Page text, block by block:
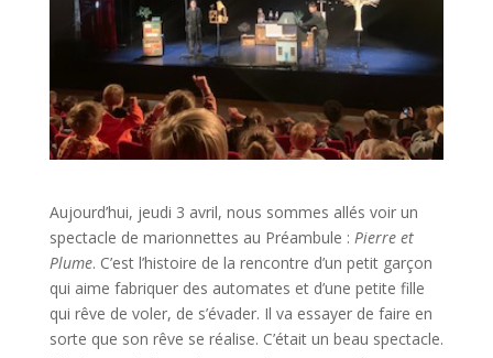
Aujourd’hui, jeudi 3 avril, nous sommes allés voir un
spectacle de marionnettes au Préambule : Pierre et
Plume. C’est l’histoire de la rencontre d’un petit garçon
qui aime fabriquer des automates et d’une petite fille
qui rêve de voler, de s’évader. Il va essayer de faire en
sorte que son rêve se réalise. C’était un beau spectacle.